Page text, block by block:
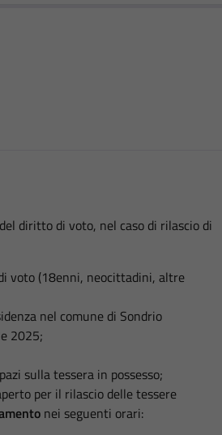
diritto di voto, nel caso di rilascio di
voto (18enni, neocittadini, altre
nel comune di Sondrio
2025;
sulla tessera in possesso;
per il rilascio delle tessere
nei seguenti orari: